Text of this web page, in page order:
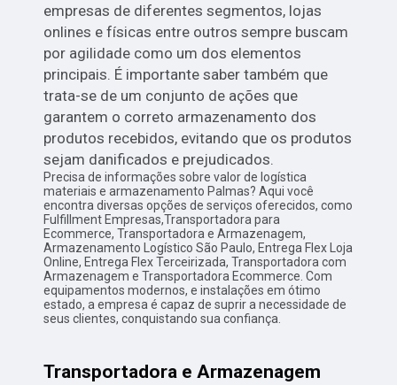
empresas de diferentes segmentos, lojas
onlines e físicas entre outros sempre buscam
por agilidade como um dos elementos
principais. É importante saber também que
trata-se de um conjunto de ações que
garantem o correto armazenamento dos
produtos recebidos, evitando que os produtos
sejam danificados e prejudicados.
Precisa de informações sobre valor de logística
materiais e armazenamento Palmas? Aqui você
encontra diversas opções de serviços oferecidos, como
Fulfillment Empresas,Transportadora para
Ecommerce, Transportadora e Armazenagem,
Armazenamento Logístico São Paulo, Entrega Flex Loja
Online, Entrega Flex Terceirizada, Transportadora com
Armazenagem e Transportadora Ecommerce. Com
equipamentos modernos, e instalações em ótimo
estado, a empresa é capaz de suprir a necessidade de
seus clientes, conquistando sua confiança.
Transportadora e Armazenagem